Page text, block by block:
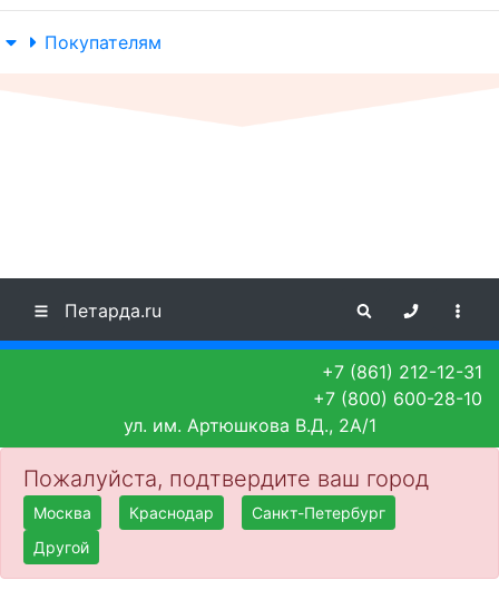
Покупателям
Петарда.ru
+7 (861) 212-12-31
+7 (800) 600-28-10
ул. им. Артюшкова В.Д., 2А/1
Пожалуйста, подтвердите ваш город
Москва Краснодар
Санкт-Петербург
Другой